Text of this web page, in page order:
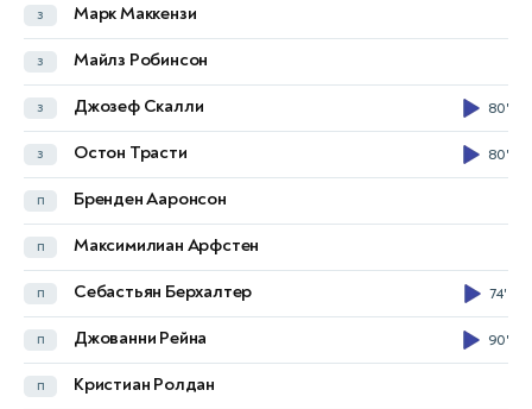
з Марк Маккензи
з Майлз Робинсон
з Джозеф Скалли 80'
з Остон Трасти 80'
п Бренден Ааронсон
п Максимилиан Арфстен
п Себастьян Берхалтер 74'
п Джованни Рейна 90'
п Кристиан Ролдан
з Милош Дегенек
з Азиз Бехич
з Джейсон Герия
з Лукас Херрингтон
з Кай Тревин
п Кэмерон Девлин
п Айдин Хрустич
п Джексон Ирвайн 78'
п Авер Мабиль